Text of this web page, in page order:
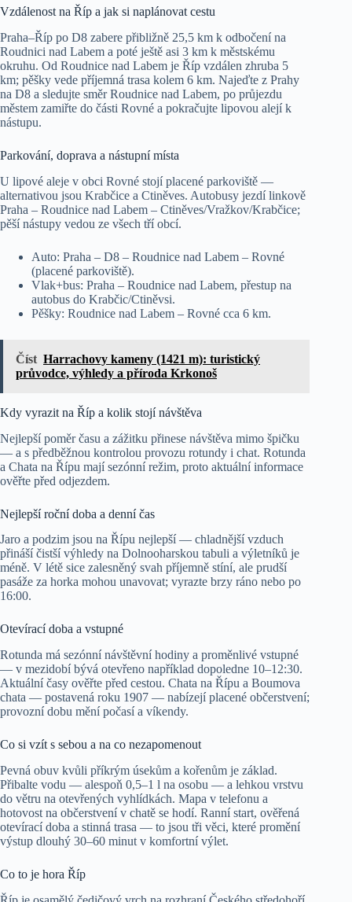
Vzdálenost na Říp a jak si naplánovat cestu
Praha–Říp po D8 zabere přibližně 25,5 km k odbočení na
Roudnici nad Labem a poté ještě asi 3 km k městskému
okruhu. Od Roudnice nad Labem je Říp vzdálen zhruba 5
km; pěšky vede příjemná trasa kolem 6 km. Najeďte z Prahy
na D8 a sledujte směr Roudnice nad Labem, po průjezdu
městem zamiřte do části Rovné a pokračujte lipovou alejí k
nástupu.
Parkování, doprava a nástupní místa
U lipové aleje v obci Rovné stojí placené parkoviště —
alternativou jsou Krabčice a Ctiněves. Autobusy jezdí linkově
Praha – Roudnice nad Labem – Ctiněves/Vražkov/Krabčice;
pěší nástupy vedou ze všech tří obcí.
Auto: Praha – D8 – Roudnice nad Labem – Rovné
(placené parkoviště).
Vlak+bus: Praha – Roudnice nad Labem, přestup na
autobus do Krabčic/Ctiněvsi.
Pěšky: Roudnice nad Labem – Rovné cca 6 km.
Číst Harrachovy kameny (1421 m): turistický
průvodce, výhledy a příroda Krkonoš
Kdy vyrazit na Říp a kolik stojí návštěva
Nejlepší poměr času a zážitku přinese návštěva mimo špičku
— a s předběžnou kontrolou provozu rotundy i chat. Rotunda
a Chata na Řípu mají sezónní režim, proto aktuální informace
ověřte před odjezdem.
Nejlepší roční doba a denní čas
Jaro a podzim jsou na Řípu nejlepší — chladnější vzduch
přináší čistší výhledy na Dolnooharskou tabuli a výletníků je
méně. V létě sice zalesněný svah příjemně stíní, ale prudší
pasáže za horka mohou unavovat; vyrazte brzy ráno nebo po
16:00.
Otevírací doba a vstupné
Rotunda má sezónní návštěvní hodiny a proměnlivé vstupné
— v mezidobí bývá otevřeno například dopoledne 10–12:30.
Aktuální časy ověřte před cestou. Chata na Řípu a Boumova
chata — postavená roku 1907 — nabízejí placené občerstvení;
provozní dobu mění počasí a víkendy.
Co si vzít s sebou a na co nezapomenout
Pevná obuv kvůli příkrým úsekům a kořenům je základ.
Přibalte vodu — alespoň 0,5–1 l na osobu — a lehkou vrstvu
do větru na otevřených vyhlídkách. Mapa v telefonu a
hotovost na občerstvení v chatě se hodí. Ranní start, ověřená
otevírací doba a stinná trasa — to jsou tři věci, které promění
výstup dlouhý 30–60 minut v komfortní výlet.
Co to je hora Říp